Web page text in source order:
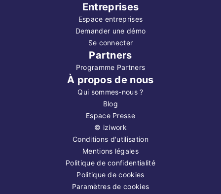
Entreprises
Espace entreprises
Demander une démo
Se connecter
Partners
Programme Partners
À propos de nous
Qui sommes-nous ?
Blog
Espace Presse
© iziwork
Conditions d'utilisation
Mentions légales
Politique de confidentialité
Politique de cookies
Paramètres de cookies